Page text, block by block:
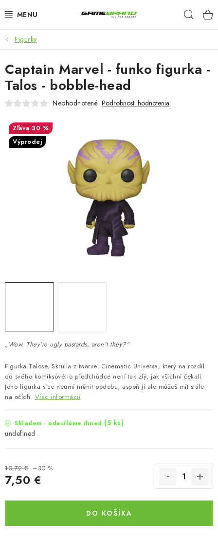
na
KATEGORIE
FILMY A SERIÁLY
HRY
PŘEDOBJEDNÁVKY
Doprava a platba Kontakt
Figurky
„Wow. They’re ugly bastards, aren’t they?“
Figurka Talose, Skrulla z Marvel Cinematic Universa, který na rozdíl
od svého komiksového předchůdce není tak zlý, jak všichni čekali.
Jeho figurka sice neumí měnit podobu, aspoň ji ale můžeš mít stále
na očích. Viac informácií
Skladem - odesíláme ihned (5 ks)
undefined
10,72 € –30 %
7,50 €
DO KOŠÍKA
Captain Marvel - funko figurka -
Talos - bobble-head
Neohodnotené Podrobnosti hodnotenia
30 %
Výprodej